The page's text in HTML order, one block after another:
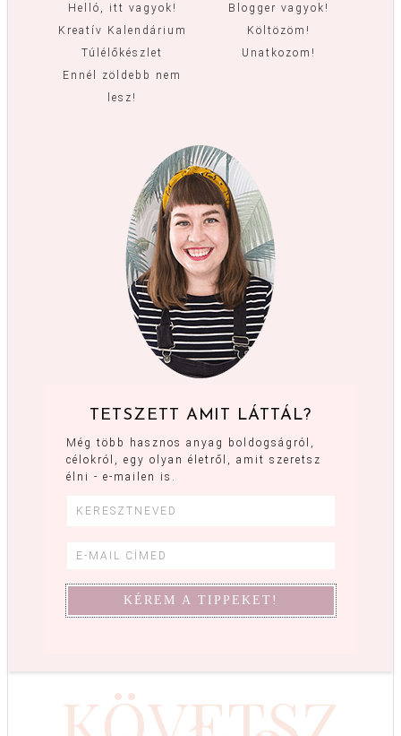
Helló, itt vagyok!
Kreatív Kalendárium
Túlélőkészlet
Ennél zöldebb nem
lesz!
Blogger vagyok!
Költözöm!
Unatkozom!
TETSZETT AMIT LÁTTÁL?
Még több hasznos anyag boldogságról,
célokról, egy olyan életről, amit szeretsz
élni - e-mailen is.